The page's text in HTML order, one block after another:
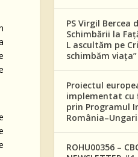
PS Virgil Bercea
Schimbării la
L ascultăm pe
schimbăm viața”
Proiectul
implementat cu
prin Programul
ROHU00356 –